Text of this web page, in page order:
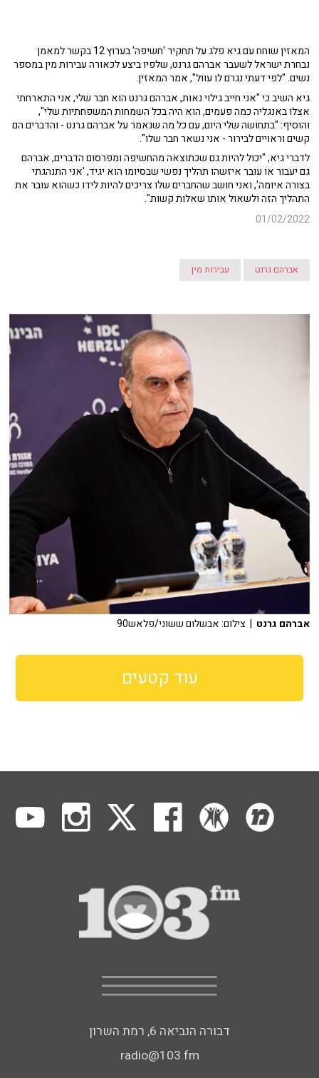
המאזין שוחח עם גיא פלג על תחקיר 'חשיפה' בערוץ 12 בקשר למאמן
נבחרת ישראל לשעבר אברהם גרנט, שלפיו ביצע לכאורה עבירות מין במספר
נשים. "לפי דעתי נגרם לו עוול", אמר המאזין.
גיא השיב כי "אני חייב גילוי נאות, אברהם גרנט הוא חבר שלי, אני התארחתי
אצלו באנגליה כמה פעמים, הוא היה בכל השמחות המשפחתיות שלי",
והוסיף: "בתחושה שלי היום, עם כל מה שנאמר על אברהם גרנט - והדברים הם
קשים וראויים לבירור - אני נשאר חבר שלו".
לדברי גיא, "יכול להיות גם שכתוצאה מהחשיפה ומפרסום הדברים, אברהם
גם יעבור או עובר איזשהו תהליך נפשי שבסיומו הוא יגיד, 'אני התנהגתי
בצורה איומה', ואני חושב שהחברים שלו צריכים להיות לידו כשהוא עובר את
התהליך הזה ולשאול אותו שאלות קשות".
01/02/2022
אברהם גרנט עבירות מין
אברהם גרנט | צילום: אבשלום ששוני/פלאש90
עוד קטעים
דבורה הנביאה 6, רמת השרון
radio@103.fm